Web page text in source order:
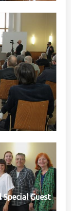
Guest